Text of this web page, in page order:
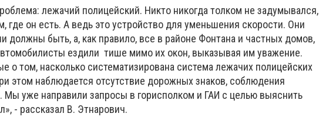
лежачий полицейский. Никто никогда толком не задумывался,
где он есть. А ведь это устройство для уменьшения скорости. Они
должны быть, а, как правило, все в районе Фонтана и частных домов,
ездили тише мимо их окон, выказывая им уважение.
о том, насколько систематизирована система лежачих полицейских
этом наблюдается отсутствие дорожных знаков, соблюдения
Мы уже направили запросы в горисполком и ГАИ с целью выяснить
- рассказал В. Этнарович.